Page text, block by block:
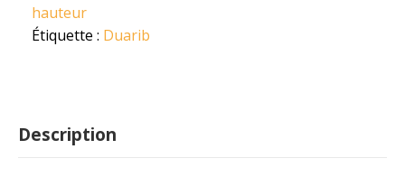
hauteur
Étiquette : Duarib
Description